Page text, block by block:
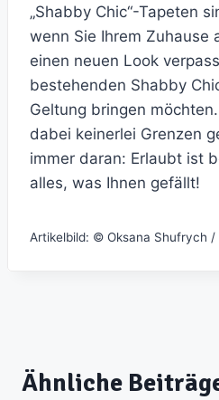
„Shabby Chic“-Tapeten
wenn Sie Ihrem Zuhause
einen neuen Look
bestehenden Shabby
Geltung bringen
dabei keinerlei Grenzen
immer daran: Erlaubt ist
alles, was Ihnen gefällt!
Artikelbild: © Oksana Shufrych
Ähnliche